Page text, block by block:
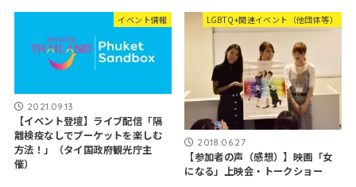
イベント情報
2021.09.13
【イベント登壇】ライブ配信「隔
離検疫なしでプーケットを楽しむ
方法！」（タイ国政府観光庁主
催）
LGBTQ+関連イベント（他団体等）
2018.06.27
【参加者の声（感想）】映画「女
になる」上映会・トークショー